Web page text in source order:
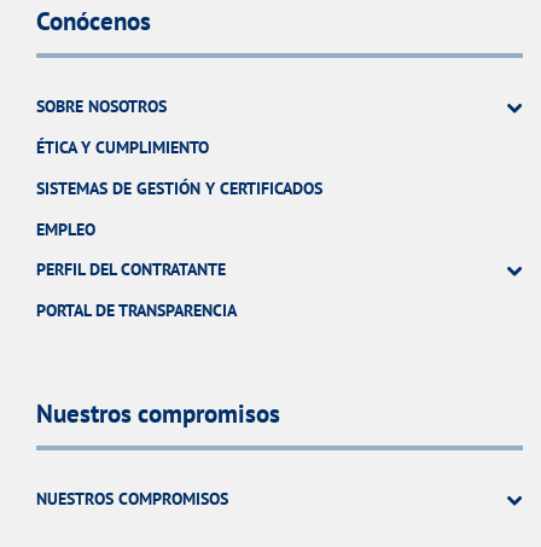
Conócenos
SOBRE NOSOTROS
ÉTICA Y CUMPLIMIENTO
SISTEMAS DE GESTIÓN Y CERTIFICADOS
EMPLEO
PERFIL DEL CONTRATANTE
PORTAL DE TRANSPARENCIA
Nuestros compromisos
NUESTROS COMPROMISOS